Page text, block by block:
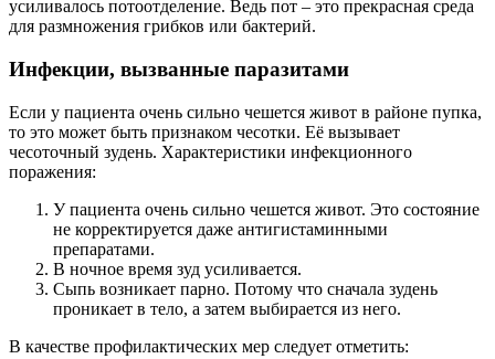
усиливалось потоотделение. Ведь пот – это прекрасная среда
для размножения грибков или бактерий.
Инфекции, вызванные паразитами
Если у пациента очень сильно чешется живот в районе пупка,
то это может быть признаком чесотки. Её вызывает
чесоточный зудень. Характеристики инфекционного
поражения:
У пациента очень сильно чешется живот. Это состояние
не корректируется даже антигистаминными
препаратами.
В ночное время зуд усиливается.
Сыпь возникает парно. Потому что сначала зудень
проникает в тело, а затем выбирается из него.
В качестве профилактических мер следует отметить: